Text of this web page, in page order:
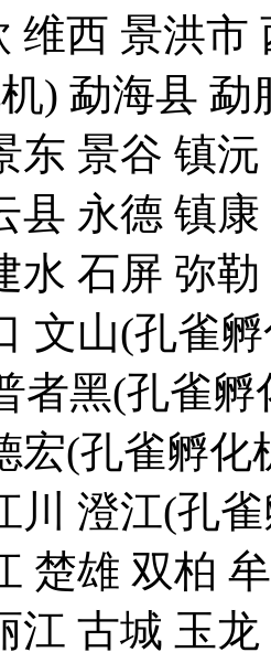
维西 景洪
) 勐海县
东 景谷 镇
县 永德 镇
水 石屏 弥
文山(孔雀
者黑(孔雀
宏(孔雀孵
川 澄江(孔
楚雄 双柏
江 古城 玉